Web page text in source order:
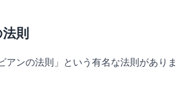
則
アンの法則」という有名な法則がありま